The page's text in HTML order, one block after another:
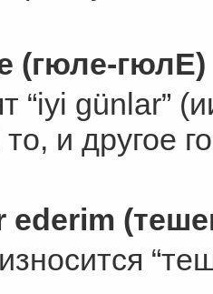
(гюле-гюлЕ)
“iyi günlar”
и другое
ederim